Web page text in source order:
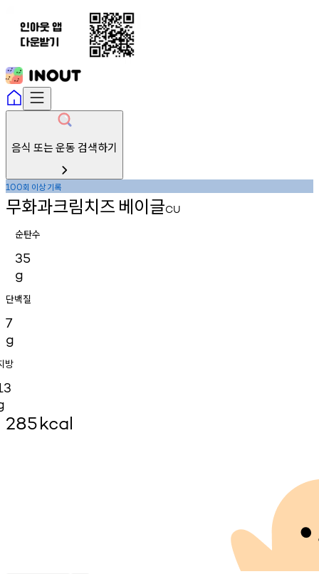
음식 또는 운동 검색하기
100회 이상기록
무화과크림치즈 베이글CU
순탄수
35
g
단백질
7
g
방
285kcal